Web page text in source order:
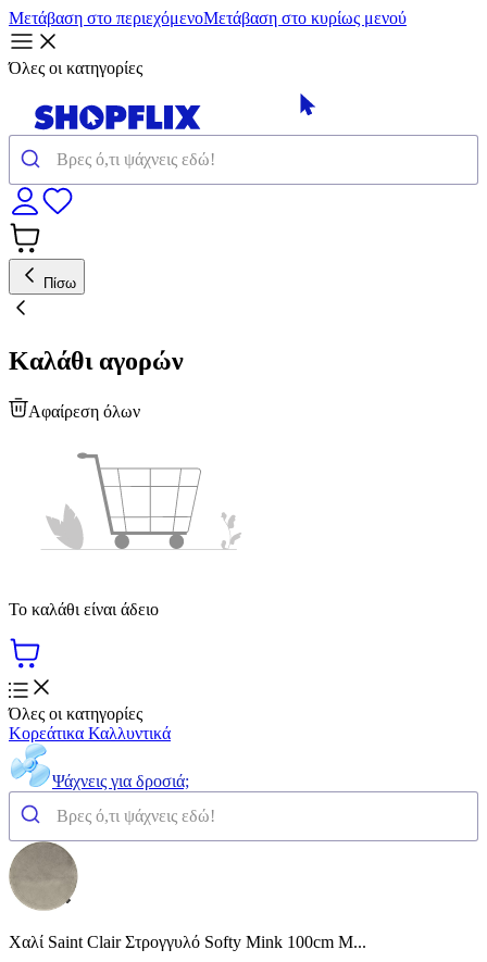
Μετάβαση στο περιεχόμενοΜετάβαση στο κυρίως μενού
Όλες οι κατηγορίες
Πίσω
Καλάθι αγορών
Αφαίρεση όλων
Το καλάθι είναι άδειο
Όλες οι κατηγορίες
Κορεάτικα Καλλυντικά
Ψάχνεις για δροσιά;
Χαλί Saint Clair Στρογγυλό Softy Mink 100cm Μ...